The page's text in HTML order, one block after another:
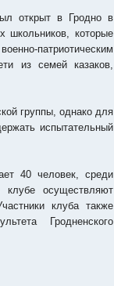
открыт в Гродно в
школьников, которые
патриотическим
из семей казаков,
группы, однако для
испытательный
40 человек, среди
осуществляют
клуба также
Гродненского